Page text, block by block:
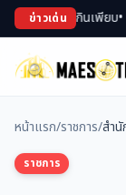
ข่าวเด่น
า ของกินเพียบ• ของฝ
หน้าแรก/ราชการ/สำ
ราชการ